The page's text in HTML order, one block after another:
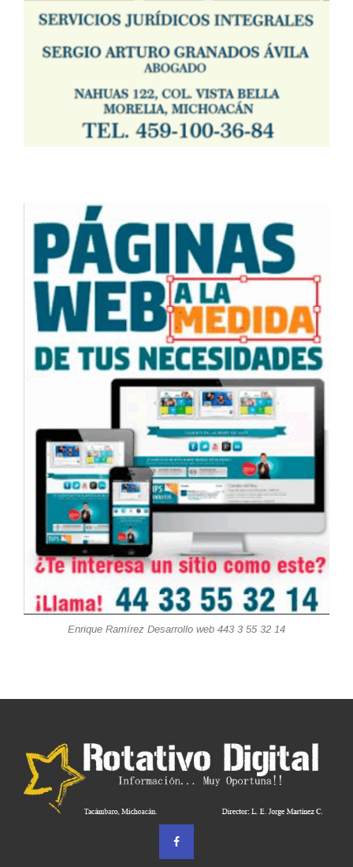
Enrique Ramírez Desarrollo web 443 3 55 32 14